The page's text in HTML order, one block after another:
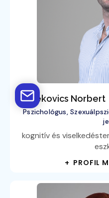
Bedekovics Norbert
Pszichológus,
kognitív és
+ PROFIL